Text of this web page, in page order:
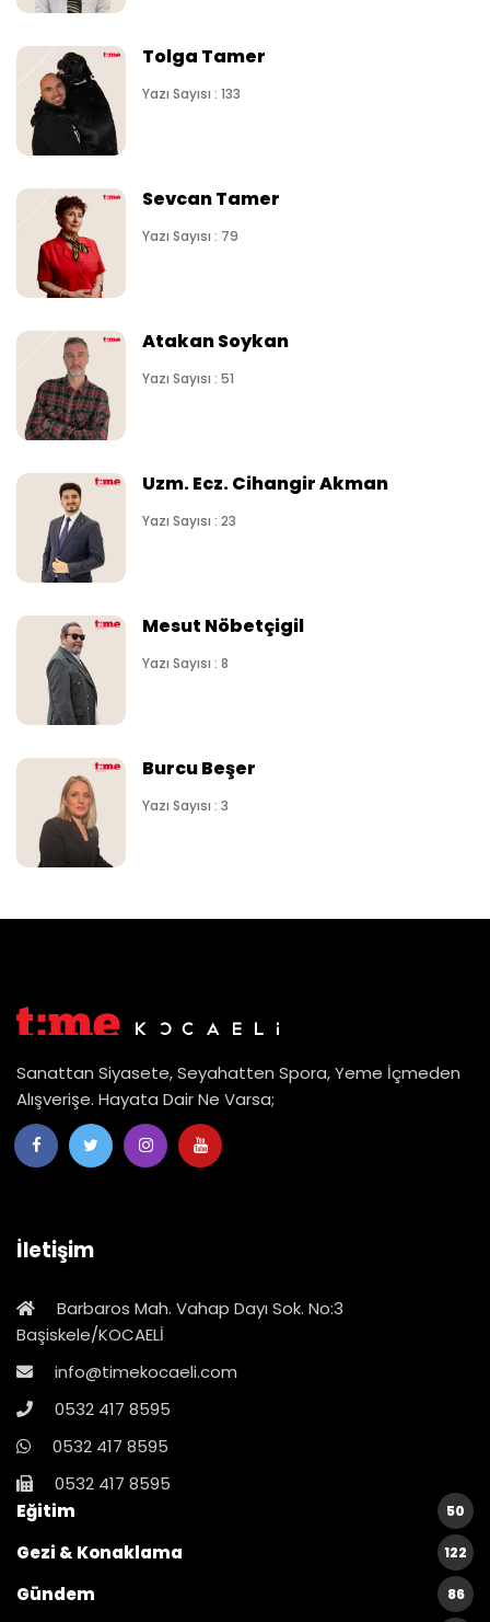
Tolga Tamer
Yazı Sayısı : 133
Sevcan Tamer
Yazı Sayısı : 79
Atakan Soykan
Yazı Sayısı : 51
Uzm. Ecz. Cihangir Akman
Yazı Sayısı : 23
Mesut Nöbetçigil
Yazı Sayısı : 8
Burcu Beşer
Yazı Sayısı : 3
Sanattan Siyasete, Seyahatten Spora, Yeme İçmeden
Alışverişe. Hayata Dair Ne Varsa;
İletişim
Barbaros Mah. Vahap Dayı Sok. No:3
Başiskele/KOCAELİ
info@timekocaeli.com
0532 417 8595
0532 417 8595
0532 417 8595
Eğitim
50
Gezi & Konaklama 122
Gündem 86